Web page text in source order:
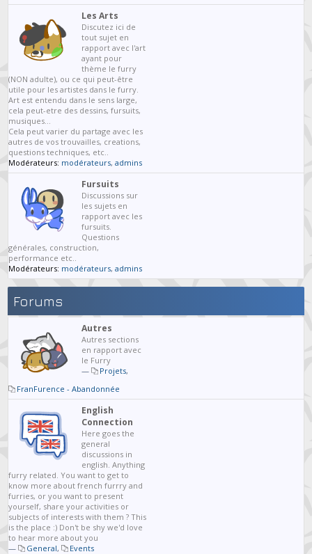
Les Arts
Discutez ici de
tout sujet en
rapport avec l'art
ayant pour
thème le furry
(NON adulte), ou ce qui peut-être
utile pour les artistes dans le furry.
Art est entendu dans le sens large,
cela peut-etre des dessins, fursuits,
musiques...
Cela peut varier du partage avec les
autres de vos trouvailles, creations,
questions techniques, etc..
Modérateurs: modérateurs,admins
Fursuits
Discussions sur
les sujets en
rapport avec les
fursuits.
Questions
générales, construction,
performance etc..
Modérateurs: modérateurs,admins
Forums
Autres
Autres sections
en rapport avec
le Furry
—
Projets,
FranFurence - Abandonnée
English
Connection
Here goes the
general
discussions in
english. Anything
furry related. You want to get to
know more about french furrry and
furries, or you want to present
yourself, share your activities or
subjects of interests with them ? This
is the place :) Don't be shy we'd love
to hear more about you
—
General, Events